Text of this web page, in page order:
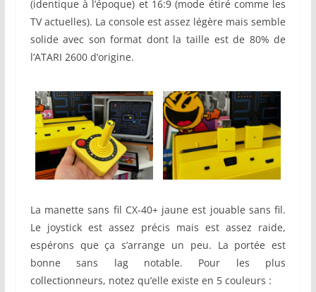
(identique à l’époque) et 16:9 (mode étiré comme les
TV actuelles). La console est assez légère mais semble
solide avec son format dont la taille est de 80% de
l’ATARI 2600 d’origine.
La manette sans fil CX-40+ jaune est jouable sans fil.
Le joystick est assez précis mais est assez raide,
espérons que ça s’arrange un peu. La portée est
bonne sans lag notable. Pour les plus
collectionneurs, notez qu’elle existe en 5 couleurs :